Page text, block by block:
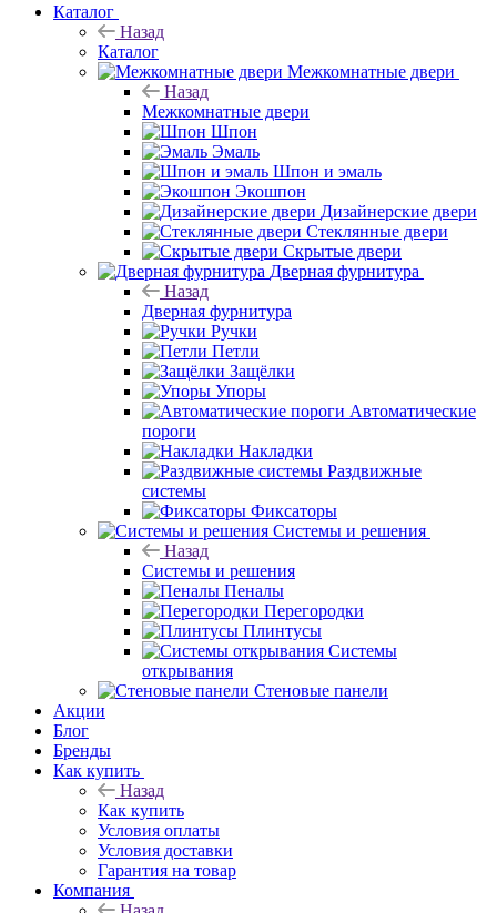
Каталог
Назад
Каталог
Межкомнатные двери
Назад
Межкомнатные двери
Шпон
Эмаль
Шпон и эмаль
Экошпон
Дизайнерские двери
Стеклянные двери
Скрытые двери
Дверная фурнитура
Назад
Дверная фурнитура
Ручки
Петли
Защёлки
Упоры
Автоматические
пороги
Накладки
Раздвижные
системы
Фиксаторы
Системы и решения
Назад
Системы и решения
Пеналы
Перегородки
Плинтусы
Системы
открывания
Стеновые панели
Акции
Блог
Бренды
Как купить
Назад
Как купить
Условия оплаты
Условия доставки
Гарантия на товар
Компания